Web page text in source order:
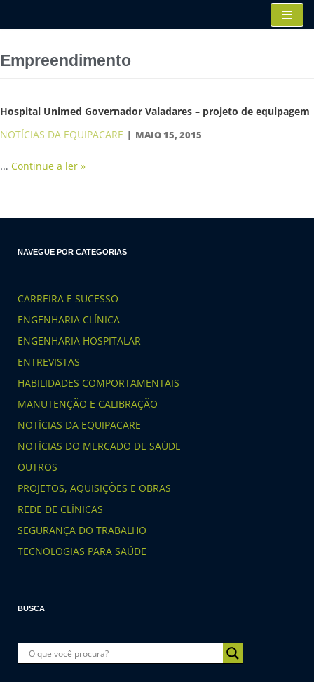
para
conteúdo
Empreendimento
Hospital Unimed Governador Valadares – projeto de equipagem
NOTÍCIAS DA EQUIPACARE
MAIO 15, 2015
… Continue a ler »
NAVEGUE POR CATEGORIAS
CARREIRA E SUCESSO
ENGENHARIA CLÍNICA
ENGENHARIA HOSPITALAR
ENTREVISTAS
HABILIDADES COMPORTAMENTAIS
MANUTENÇÃO E CALIBRAÇÃO
NOTÍCIAS DA EQUIPACARE
NOTÍCIAS DO MERCADO DE SAÚDE
OUTROS
PROJETOS, AQUISIÇÕES E OBRAS
REDE DE CLÍNICAS
SEGURANÇA DO TRABALHO
TECNOLOGIAS PARA SAÚDE
BUSCA